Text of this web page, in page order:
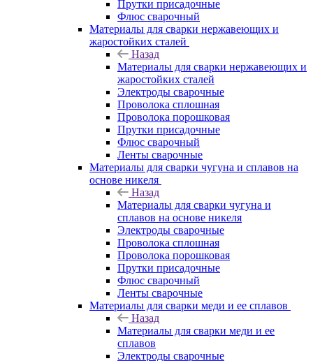
Прутки присадочные
Флюс сварочный
Материалы для сварки нержавеющих и
жаростойких сталей
Назад
Материалы для сварки нержавеющих и
жаростойких сталей
Электроды сварочные
Проволока сплошная
Проволока порошковая
Прутки присадочные
Флюс сварочный
Ленты сварочные
Материалы для сварки чугуна и сплавов на
основе никеля
Назад
Материалы для сварки чугуна и
сплавов на основе никеля
Электроды сварочные
Проволока сплошная
Проволока порошковая
Прутки присадочные
Флюс сварочный
Ленты сварочные
Материалы для сварки меди и ее сплавов
Назад
Материалы для сварки меди и ее
сплавов
Электроды сварочные